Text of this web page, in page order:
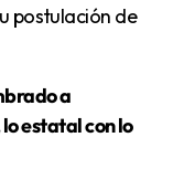
postulación de
estatal con lo